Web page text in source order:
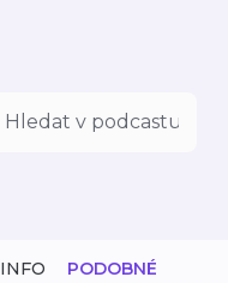
INFO PODOBNÉ